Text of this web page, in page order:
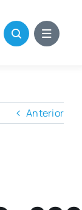
Anterior